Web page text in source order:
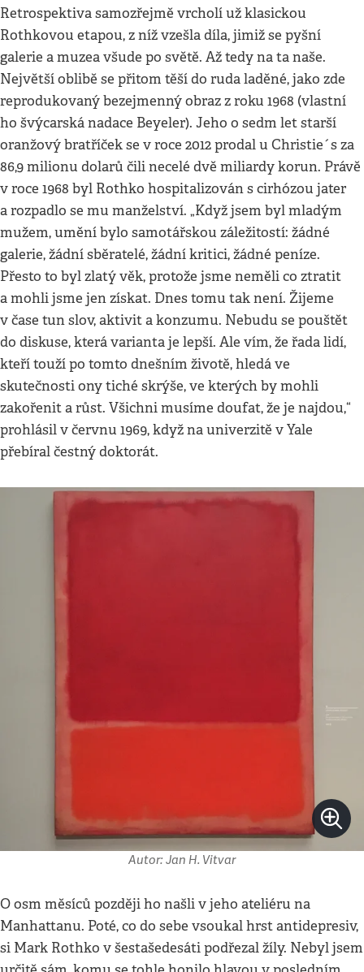
Retrospektiva samozřejmě vrcholí už klasickou
Rothkovou etapou, z níž vzešla díla, jimiž se pyšní
galerie a muzea všude po světě. Až tedy na ta naše.
Největší oblibě se přitom těší do ruda laděné, jako zde
reprodukovaný bezejmenný obraz z roku 1968 (vlastní
ho švýcarská nadace Beyeler). Jeho o sedm let starší
oranžový bratříček se v roce 2012 prodal u Christie´s za
86,9 milionu dolarů čili necelé dvě miliardy korun. Právě
v roce 1968 byl Rothko hospitalizován s cirhózou jater
a rozpadlo se mu manželství. „Když jsem byl mladým
mužem, umění bylo samotářskou záležitostí: žádné
galerie, žádní sběratelé, žádní kritici, žádné peníze.
Přesto to byl zlatý věk, protože jsme neměli co ztratit
a mohli jsme jen získat. Dnes tomu tak není. Žijeme
v čase tun slov, aktivit a konzumu. Nebudu se pouštět
do diskuse, která varianta je lepší. Ale vím, že řada lidí,
kteří touží po tomto dnešním životě, hledá ve
skutečnosti ony tiché skrýše, ve kterých by mohli
zakořenit a růst. Všichni musíme doufat, že je najdou,“
prohlásil v červnu 1969, když na univerzitě v Yale
přebíral čestný doktorát.
Autor: Jan H. Vitvar
O osm měsíců později ho našli v jeho ateliéru na
Manhattanu. Poté, co do sebe vsoukal hrst antidepresiv,
si Mark Rothko v šestašedesáti podřezal žíly. Nebyl jsem